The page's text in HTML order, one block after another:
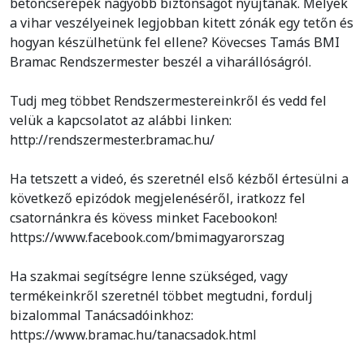
a vihar veszélyeinek legjobban kitett zónák egy tetőn és
hogyan készülhetünk fel ellene? Kövecses Tamás BMI
Bramac Rendszermester beszél a viharállóságról.
Tudj meg többet Rendszermestereinkről és vedd fel
velük a kapcsolatot az alábbi linken:
http://rendszermester.bramac.hu/
Ha tetszett a videó, és szeretnél első kézből értesülni a
következő epizódok megjelenéséről, iratkozz fel
csatornánkra és kövess minket Facebookon!
https://www.facebook.com/bmimagyarorszag
Ha szakmai segítségre lenne szükséged, vagy
termékeinkről szeretnél többet megtudni, fordulj
bizalommal Tanácsadóinkhoz:
https://www.bramac.hu/tanacsadok.html